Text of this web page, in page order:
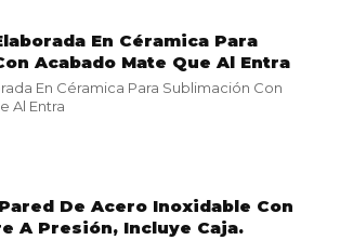
En Céramica Para
Acabado Mate Que Al Entra
En Céramica Para Sublimación Con
Al Entra
De Acero Inoxidable Con
A Presión, Incluye Caja.